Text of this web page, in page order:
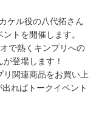
ケル役の八代拓さん
トを開催します。
で熱くキンプリへの
登場します！
リ関連商品をお買い上
ればトークイベント